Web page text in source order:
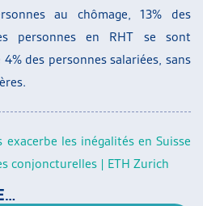
au chômage, 13% des
personnes en RHT se sont
des personnes salariées, sans
les inégalités en Suisse
conjoncturelles | ETH Zurich